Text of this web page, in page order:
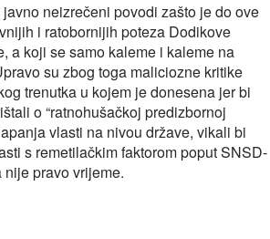
neizrečeni povodi zašto je do ove
i ratobornijih poteza Dodikove
a koji se samo kaleme i kaleme na
su zbog toga maliciozne kritike
trenutka u kojem je donesena jer bi
o “ratnohušačkoj predizbornoj
vlasti na nivou države, vikali bi
s remetilačkim faktorom poput SNSD-
pravo vrijeme.